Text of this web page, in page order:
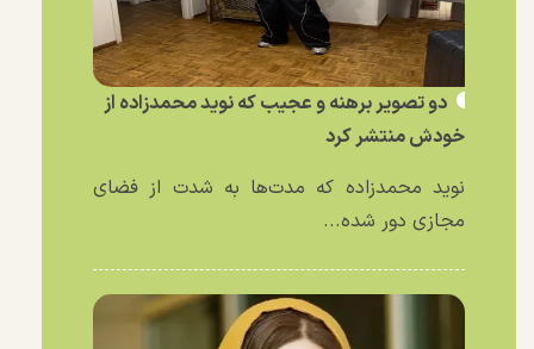
دو تصویر برهنه و عجیب که نوید محمدزاده از
خودش منتشر کرد
نوید محمدزاده که مدت‌ها به شدت از فضای
مجازی دور شده...